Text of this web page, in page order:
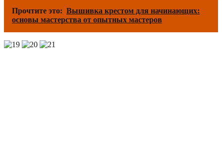
Прочтите это: Вышивка крестом для начинающих:
основы мастерства от опытных мастеров